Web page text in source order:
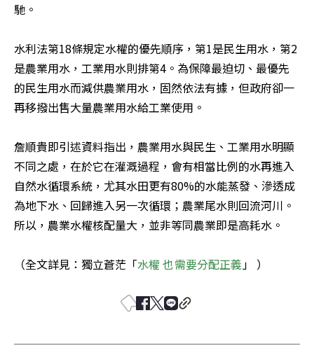
馳。
水利法第18條規定水權的優先順序，第1是民生用水，第2
是農業用水，工業用水則排第4。為保障最迫切、最優先
的民生用水而減供農業用水，固然依法有據，但政府卻一
再移撥出售大量農業用水給工業使用。
詹順貴即引述資料指出，農業用水與民生、工業用水明顯
不同之處，在於它在灌溉過程，會有相當比例的水再進入
自然水循環系統，尤其水田更有80%的水能蒸發、滲透成
為地下水、回歸進入另一次循環；農業尾水則回流河川。
所以，農業水權核配量大，並非等同農業即是高耗水。
（全文詳見：獨立蒼茫「水權 也需要分配正義」 ）